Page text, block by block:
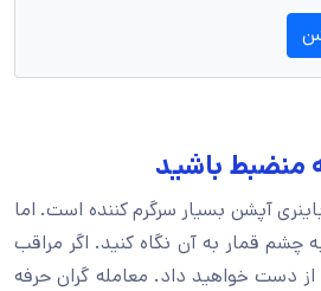
باینری آپشن بسیار سرگرم کننده است. اما
چشم قمار به آن نگاه کنید. اگر مراقب
دست خواهید داد. معامله گران حرفه